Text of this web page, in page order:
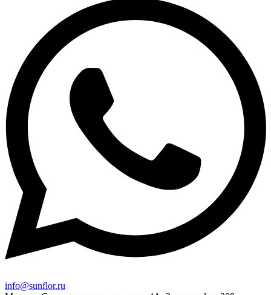
info@sunflor.ru